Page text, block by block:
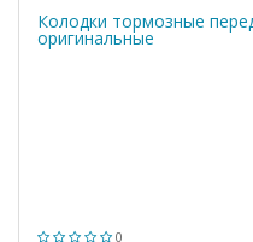
Колодки тормозные
оригинальные
0